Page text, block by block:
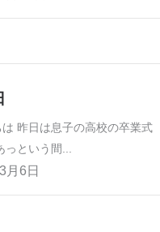
は 昨日は息子の高校の卒業式
っという間...
月6日